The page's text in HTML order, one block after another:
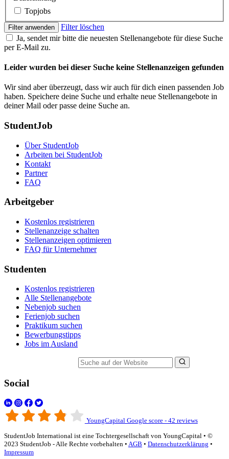
Topjobs
Filter anwenden
Filter löschen
Ja, sendet mir bitte die neuesten Stellenangebote für diese Suche
per E-Mail zu.
Leider wurden bei dieser Suche keine Stellenanzeigen gefunden
Wir sind aber überzeugt, dass wir auch für dich einen passenden Job
haben. Speichere deine Suche und erhalte neue Stellenangebote in
deiner Mail oder passe deine Suche an.
StudentJob
Über StudentJob
Arbeiten bei StudentJob
Kontakt
Partner
FAQ
Arbeitgeber
Kostenlos registrieren
Stellenanzeige schalten
Stellenanzeigen optimieren
FAQ für Unternehmer
Studenten
Kostenlos registrieren
Alle Stellenangebote
Nebenjob suchen
Ferienjob suchen
Praktikum suchen
Bewerbungstipps
Jobs im Ausland
Social
YoungCapital Google score - 42 reviews
StudentJob International ist eine Tochtergesellschaft von YoungCapital • ©
2023 StudentJob - Alle Rechte vorbehalten • AGB • Datenschutzerklärung •
Impressum